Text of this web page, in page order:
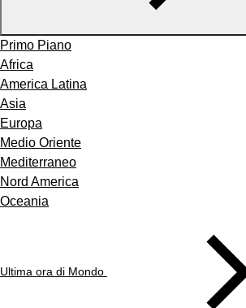
Primo Piano
Africa
America Latina
Asia
Europa
Medio Oriente
Mediterraneo
Nord America
Oceania
Ultima ora di Mondo